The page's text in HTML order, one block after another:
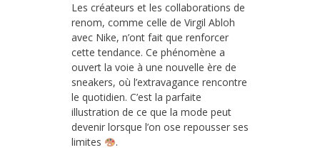
Les créateurs et les collaborations de
renom, comme celle de Virgil Abloh
avec Nike, n’ont fait que renforcer
cette tendance. Ce phénomène a
ouvert la voie à une nouvelle ère de
sneakers, où l’extravagance rencontre
le quotidien. C’est la parfaite
illustration de ce que la mode peut
devenir lorsque l’on ose repousser ses
limites
.